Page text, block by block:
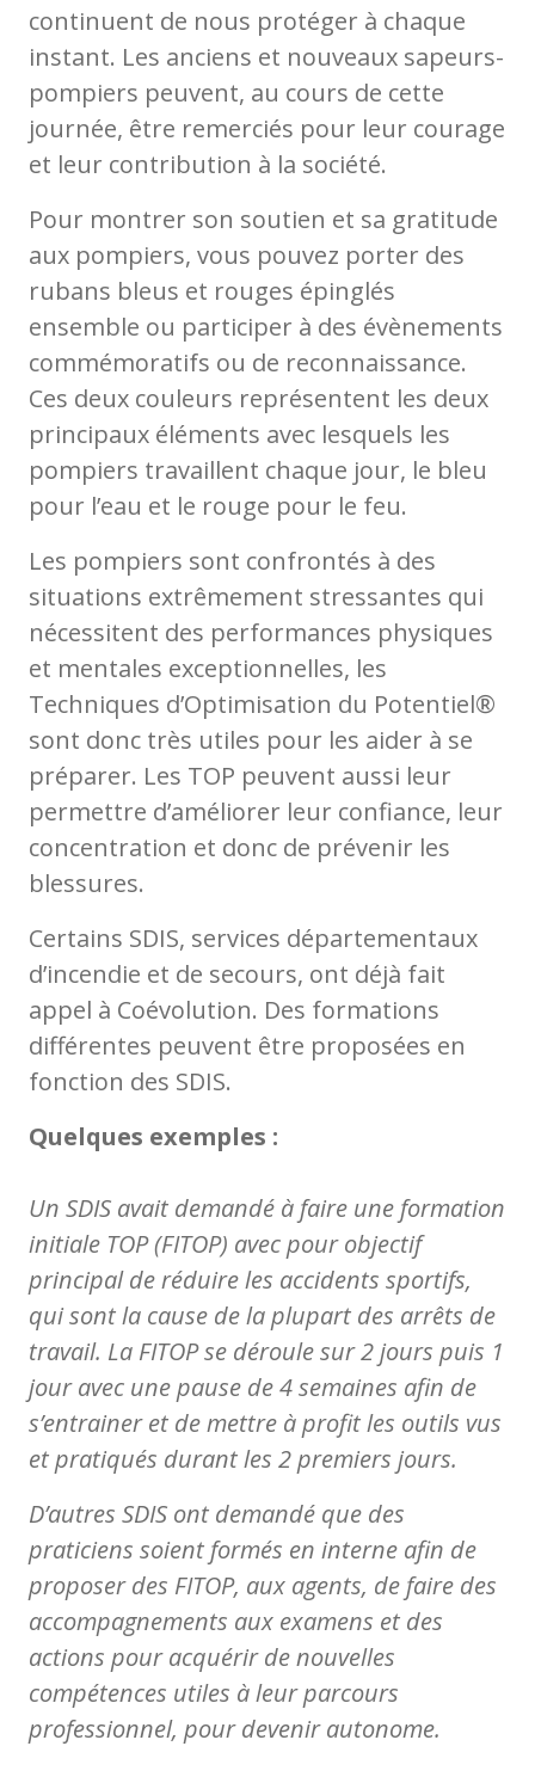
continuent de nous protéger à chaque
instant. Les anciens et nouveaux sapeurs-
pompiers peuvent, au cours de cette
journée, être remerciés pour leur courage
et leur contribution à la société.
Pour montrer son soutien et sa gratitude
aux pompiers, vous pouvez porter des
rubans bleus et rouges épinglés
ensemble ou participer à des évènements
commémoratifs ou de reconnaissance.
Ces deux couleurs représentent les deux
principaux éléments avec lesquels les
pompiers travaillent chaque jour, le bleu
pour l’eau et le rouge pour le feu.
Les pompiers sont confrontés à des
situations extrêmement stressantes qui
nécessitent des performances physiques
et mentales exceptionnelles, les
Techniques d’Optimisation du Potentiel®
sont donc très utiles pour les aider à se
préparer. Les TOP peuvent aussi leur
permettre d’améliorer leur confiance, leur
concentration et donc de prévenir les
blessures.
Certains SDIS, services départementaux
d’incendie et de secours, ont déjà fait
appel à Coévolution. Des formations
différentes peuvent être proposées en
fonction des SDIS.
Quelques exemples :
Un SDIS avait demandé à faire une formation
initiale TOP (FITOP) avec pour objectif
principal de réduire les accidents sportifs,
qui sont la cause de la plupart des arrêts de
travail. La FITOP se déroule sur 2 jours puis 1
jour avec une pause de 4 semaines afin de
s’entrainer et de mettre à profit les outils vus
et pratiqués durant les 2 premiers jours.
D’autres SDIS ont demandé que des
praticiens soient formés en interne afin de
proposer des FITOP, aux agents, de faire des
accompagnements aux examens et des
actions pour acquérir de nouvelles
compétences utiles à leur parcours
professionnel, pour devenir autonome.